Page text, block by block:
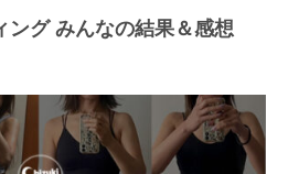
ング みんなの結果＆感想